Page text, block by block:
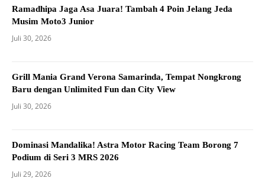
Ramadhipa Jaga Asa Juara! Tambah 4 Poin Jelang Jeda
Musim Moto3 Junior
Juli 30, 2026
Grill Mania Grand Verona Samarinda, Tempat Nongkrong
Baru dengan Unlimited Fun dan City View
Juli 30, 2026
Dominasi Mandalika! Astra Motor Racing Team Borong 7
Podium di Seri 3 MRS 2026
Juli 29, 2026